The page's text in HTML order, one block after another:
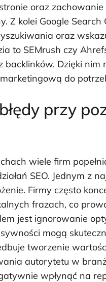
oraz
Z kolei Google Search
oraz
to SEMrush czy
backlinków. Dzięki
do
przy
wiele firm
SEO. Jednym z
Firmy często
frazach, co
jest ignorowanie
mogą
tworzenie
autorytetu w
wpłynąć na